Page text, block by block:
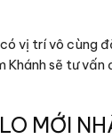
vị trí vô cùng
Khánh sẽ tư
MỚI